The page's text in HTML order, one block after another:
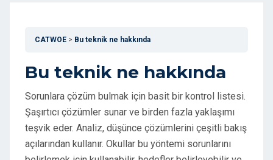
CATWOE Bu teknik ne hakkında
Bu teknik ne hakkında
Sorunlara çözüm bulmak için basit bir kontrol listesi.
Şaşırtıcı çözümler sunar ve birden fazla yaklaşımı
teşvik eder. Analiz, düşünce çözümlerini çeşitli bakış
açılarından kullanır. Okullar bu yöntemi sorunlarını